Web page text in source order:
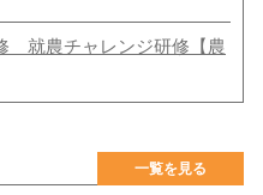
就農チャレンジ研修【農